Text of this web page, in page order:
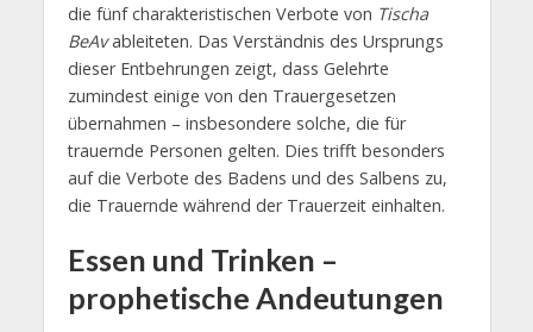
die fünf charakteristischen Verbote von Tischa
BeAvableiteten. Das Verständnis des Ursprungs
dieser Entbehrungen zeigt, dass Gelehrte
zumindest einige von den Trauergesetzen
übernahmen – insbesondere solche, die für
trauernde Personen gelten. Dies trifft besonders
auf die Verbote des Badens und des Salbens zu,
die Trauernde während der Trauerzeit einhalten.
Essen und Trinken –
prophetische Andeutungen